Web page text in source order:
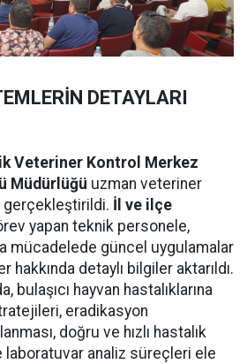
DETAYLARI
Veteriner Kontrol Merkez
Müdürlüğü uzman veteriner
gerçekleştirildi. İl ve ilçe
yapan teknik personele,
mücadelede güncel uygulamalar
detaylı bilgiler aktarıldı.
bulaşıcı hayvan hastalıklarına
eradikasyon
doğru ve hızlı hastalık
analiz süreçleri ele